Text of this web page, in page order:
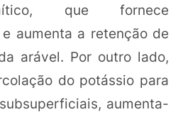
que fornece
aumenta a retenção de
arável. Por outro lado,
do potássio para
aumenta-